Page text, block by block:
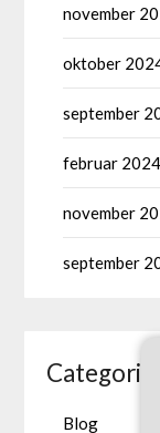
november
oktober
september
februar 2024
november
september
Blog